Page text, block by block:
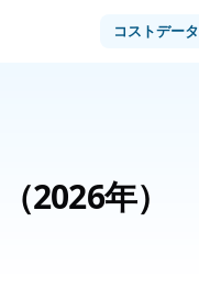
コストデータ
（2026年）